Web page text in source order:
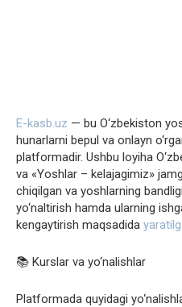
E-kasb.uz — bu O‘zbekiston
hunarlarni bepul va onlayn
platformadir. Ushbu loyiha
va «Yoshlar – kelajagimiz»
chiqilgan va yoshlarning
yo‘naltirish hamda ularning
kengaytirish maqsadida
📚 Kurslar va yo‘nalishlar
Platformada quyidagi